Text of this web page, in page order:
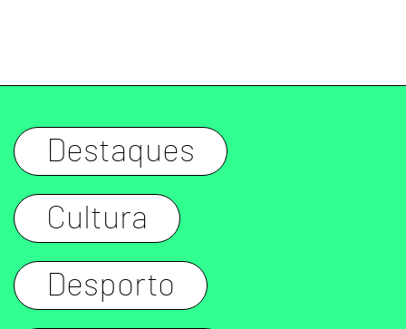
Destaques
Cultura
Desporto